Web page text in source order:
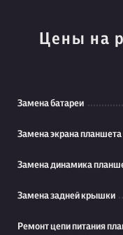
Цены на
Замена батареи
Замена экрана планшета
Замена динамика
Замена задней крышки
Ремонт цепи питания